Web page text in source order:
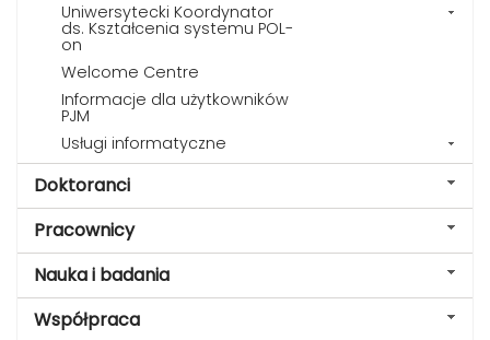
Uniwersytecki Koordynator
ds. Kształcenia systemu POL-
on
Welcome Centre
Informacje dla użytkowników
PJM
Usługi informatyczne
Doktoranci
Pracownicy
Nauka i badania
Współpraca